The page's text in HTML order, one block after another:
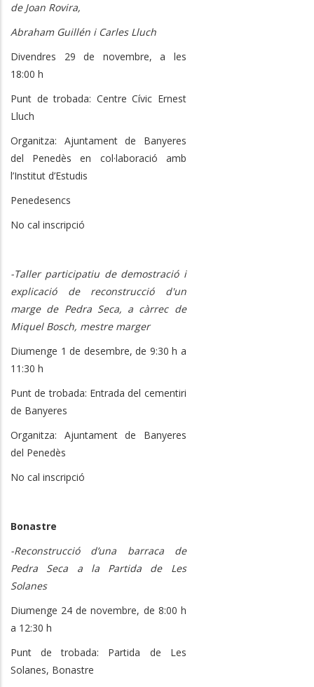
de Joan Rovira,
Abraham Guillén i Carles Lluch
Divendres 29 de novembre, a les
18:00 h
Punt de trobada: Centre Cívic Ernest
Lluch
Organitza: Ajuntament de Banyeres
del Penedès en col·laboració amb
l’Institut d’Estudis
Penedesencs
No cal inscripció
-Taller participatiu de demostració i
explicació de reconstrucció d'un
marge de Pedra Seca, a càrrec de
Miquel Bosch, mestre marger
Diumenge 1 de desembre, de 9:30 h a
11:30 h
Punt de trobada: Entrada del cementiri
de Banyeres
Organitza: Ajuntament de Banyeres
del Penedès
No cal inscripció
Bonastre
-Reconstrucció d’una barraca de
Pedra Seca a la Partida de Les
Solanes
Diumenge 24 de novembre, de 8:00 h
a 12:30 h
Punt de trobada: Partida de Les
Solanes, Bonastre